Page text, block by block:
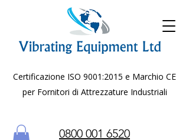
Certificazione ISO 9001:2015 e Marchio CE
per Fornitori di Attrezzature Industriali
0800 001 6520